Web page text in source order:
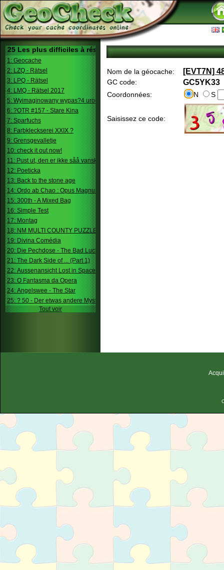
25 Les plus difficiles à résoudre
1: Geocache
2: LZQ - Rätsel
3: LPQ - Rätsel
4: LMQ - Rätsel 2017
5: Wyimaginowany wypas?4 urodziny
6: ?OTR #157 - Stare Kina
7: Sparfuchs
8: Farbkleckserei XXIX ?
9: Grensgevalletje
10: check it out now!
11: Pust ut, den er ikke såå vanskelig.
12: Poeticka
13: Back to the stone age
14: Ordo ab Chao : Opus Magnum
15: 300th - A Mixed Bag
16: Simple Test
17: Montag
18: NM MULTI COUNTY PUZZLE
19: Divina Comédia
20: Die Pechdose - The Bad Luck Box
21: The Dark Side of ... (Part 1)
22: Aussenansicht Lost in Space
23: O Fantasma da Opera
24: Angelswee - The Star
25: ? 50 - Der etwas andere Mystery
Tout voir
Nom de la géocache: [EVT7N]
GC code: GC5YK33
Coordonnées: N S
Saisissez ce code: